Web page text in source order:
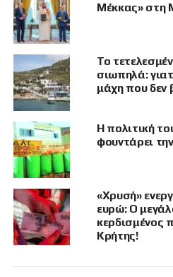
και αναλύουν δεδομένα
πληθυσμών με τη βοήθεια
νοημοσύνης.
Κατά τη ρωσική
εργαστήρια αυτά δεν
τεχνολογικό ή
Μόσχα τα θεωρεί
υβριδικού πολέμου,
εντοπίζουν
μοντελοποιούν
γνώμης και να
«έγχρωμων
Μέκκας» στη
Το
σιωπηλά:
μάχη που δεν
Η πολιτική
φουντάρει
«Χρυσή»
ευρώ: Ο
κερδισμένος
Κρήτης!